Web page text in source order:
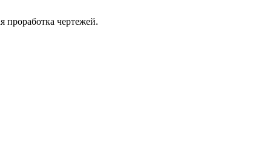
проработка чертежей.